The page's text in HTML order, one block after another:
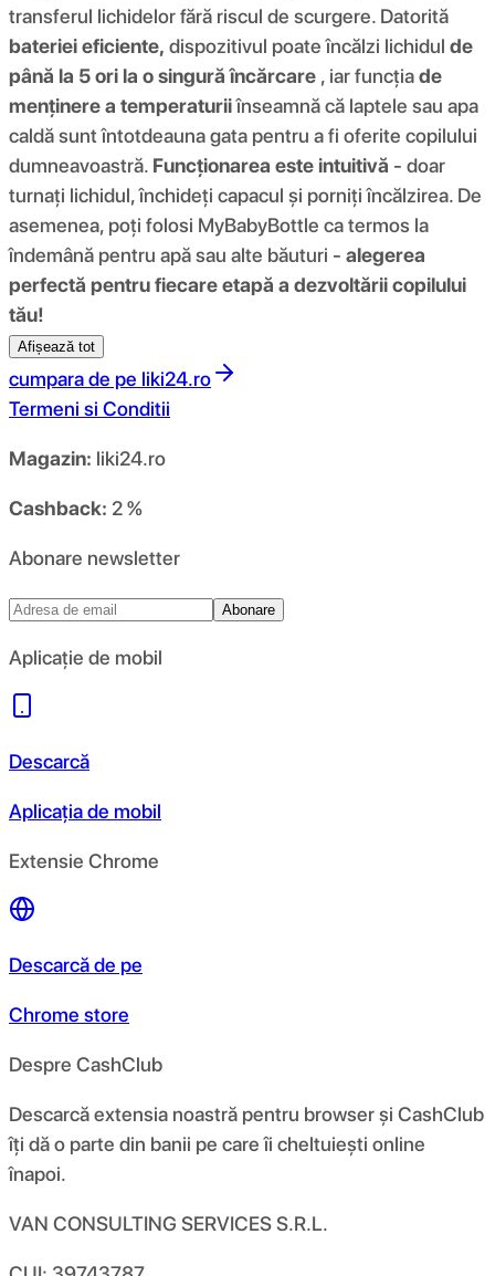
transferul lichidelor fără riscul de scurgere. Datorită
bateriei eficiente, dispozitivul poate încălzi lichidul de
până la 5 ori la o singură încărcare , iar funcțiade
menținere a temperaturiiînseamnă că laptele sau apa
caldă sunt întotdeauna gata pentru a fi oferite copilului
dumneavoastră. Funcționarea este intuitivă - doar
turnați lichidul, închideți capacul și porniți încălzirea. De
asemenea, poți folosi MyBabyBottle ca termos la
îndemână pentru apă sau alte băuturi - alegerea
perfectă pentru fiecare etapă a dezvoltării copilului
tău!
Afișează tot
cumpara de pe liki24.ro
Termeni si Conditii
Magazin: liki24.ro
Cashback: 2 %
Abonare newsletter
Abonare
Aplicație de mobil
Descarcă
Aplicația de mobil
Extensie Chrome
Descarcă de pe
Chrome store
Despre CashClub
Descarcă extensia noastră pentru browser și CashClub
îți dă o parte din banii pe care îi cheltuiești online
înapoi.
VAN CONSULTING SERVICES S.R.L.